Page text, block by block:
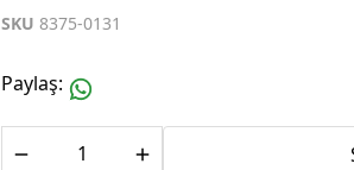
SKU 8375-0131
Paylaş: